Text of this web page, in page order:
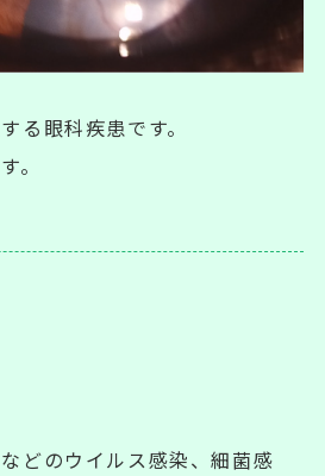
る眼科疾患です。
。
どのウイルス感染、細菌感